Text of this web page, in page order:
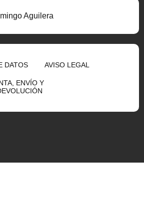
Aguilera
DATOS AVISO LEGAL
ENVÍO Y